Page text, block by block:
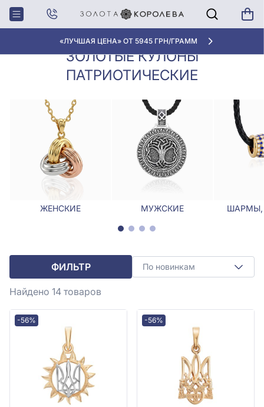
«ЛУЧШАЯ ЦЕНА» ОТ 5945 ГРН/ГРАММ
Главная
Кулоны,
Подвески
Золотые кулоны
патриотические
ЗОЛОТЫЕ КУЛОНЫ
ПАТРИОТИЧЕСКИЕ
ЖЕНСКИЕ МУЖСКИЕ ШАРМЫ,
ФИЛЬТР По новинкам
Найдено 14 товаров
-56% -56%